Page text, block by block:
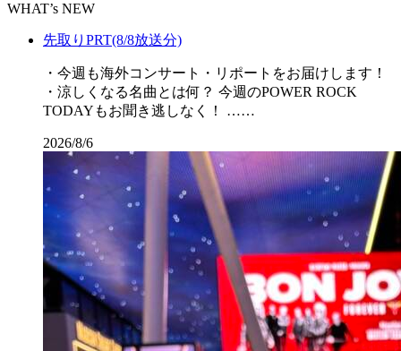
WHAT’s NEW
先取りPRT(8/8放送分)
・今週も海外コンサート・リポートをお届けします！
・涼しくなる名曲とは何？ 今週のPOWER ROCK
TODAYもお聞き逃しなく！ ……
2026/8/6